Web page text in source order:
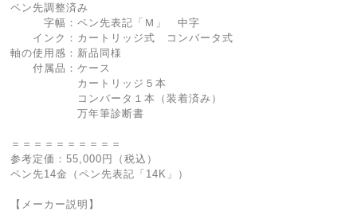
ペン先調整済み
字幅：ペン先表記「Ｍ」 中字
インク：カートリッジ式 コンバータ式
軸の使用感：新品同様
付属品：ケース
カートリッジ５本
コンバータ１本（装着済み）
万年筆診断書
＝＝＝＝＝＝＝＝＝＝
参考定価：55,000円（税込）
ペン先14金（ペン先表記「14K」）
【メーカー説明】